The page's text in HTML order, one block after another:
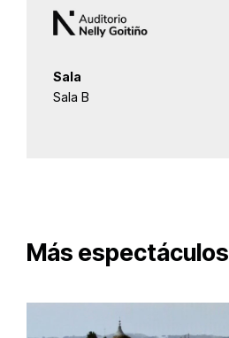
Sala
Sala B
Más espectáculos